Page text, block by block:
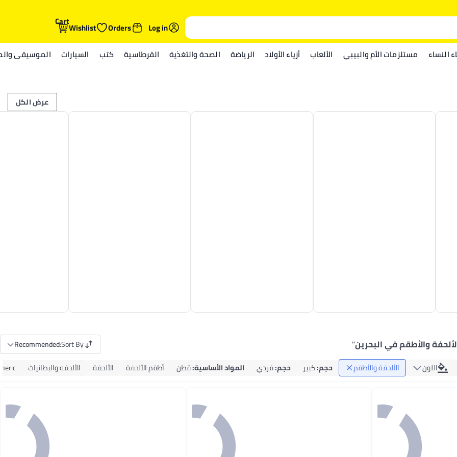
Log in
Orders
Wishlist
Cart
النساء مستلزمات الأم والبيبي الألعاب أزياء الأولاد الرياضة الصحة والتغذية القرطاسية كتب السيارات الموسيقى
عرض الكل
والأطقم في البحرين"
Sort By
:
Recommended
اللون الألحفة والأطقم حجم:كبير حجم:فردي المواد الأساسية:قطن أطقم الألحفة الألحفة الألحفه والبطانيات